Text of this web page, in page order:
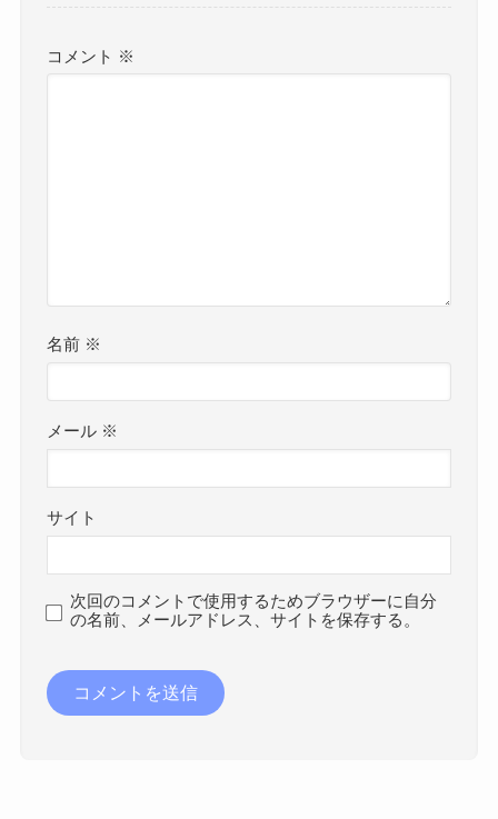
コメント ※
名前 ※
メール ※
サイト
次回のコメントで使用するためブラウザーに自分
の名前、メールアドレス、サイトを保存する。